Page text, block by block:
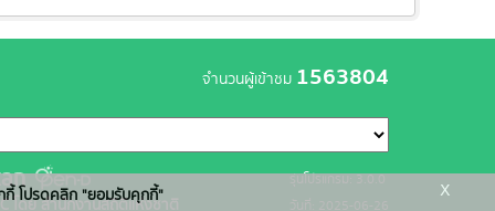
จำนวนผู้เข้าชม 1563804
โดย สำนักงานสถิติแห่งชาติ
รุ่นโปรแกรม: 3.0.0
กี้ โปรดคลิก "ยอมรับคุกกี้" x